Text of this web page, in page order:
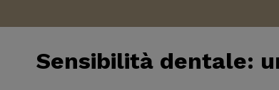
Sensibilità dentale: